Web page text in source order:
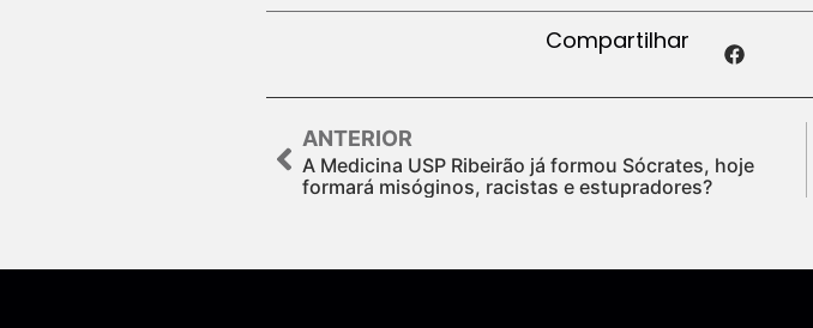
Compartilhar
ANTERIOR
A Medicina USP Ribeirão já formou Sócrates, hoje
formará misóginos, racistas e estupradores?